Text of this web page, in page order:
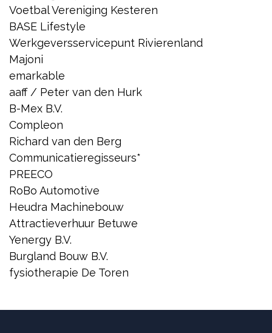
Voetbal Vereniging Kesteren
BASE Lifestyle
Werkgeversservicepunt Rivierenland
Majoni
emarkable
aaff / Peter van den Hurk
B-Mex B.V.
Compleon
Richard van den Berg
Communicatieregisseurs*
PREECO
RoBo Automotive
Heudra Machinebouw
Attractieverhuur Betuwe
Yenergy B.V.
Burgland Bouw B.V.
fysiotherapie De Toren